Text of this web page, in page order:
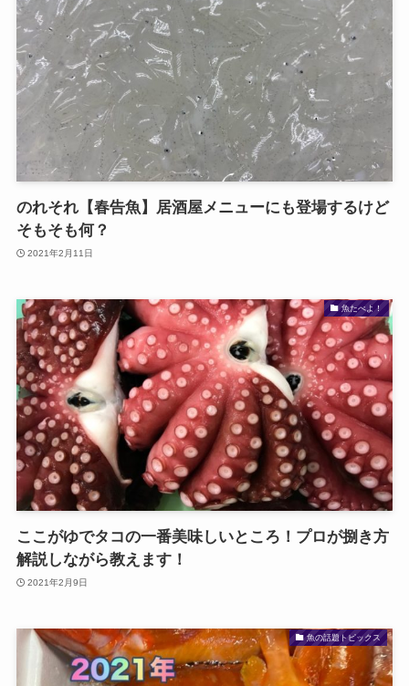
のれそれ【春告魚】居酒屋メニューにも登場するけど
そもそも何？
2021年2月11日
魚たべよ！
ここがゆでタコの一番美味しいところ！プロが捌き方
解説しながら教えます！
2021年2月9日
魚の話題トピックス